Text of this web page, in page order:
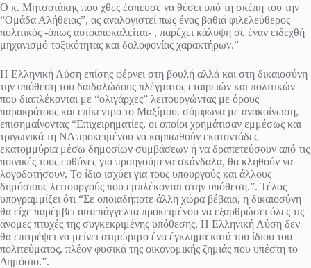
Ο κ. Μητσοτάκης που χθες έσπευσε να θέσει υπό τη σκέπη του την
“Ομάδα Αλήθειας”, ας αναλογιστεί πως ένας βαθιά φιλελεύθερος
πολιτικός -όπως αυτοαποκαλείται- , παρέχει κάλυψη σε έναν ειδεχθή
μηχανισμό τοξικότητας και δολοφονίας χαρακτήρων.”
Η Ελληνική Λύση επίσης φέρνει στη βουλή αλλά και στη δικαιοσύνη
την υπόθεση του δαιδαλώδους πλέγματος εταιρειών και πολιτικών
που διαπλέκονται με “ολιγάρχες” λειτουργώντας με όρους
παρακράτους και επίκεντρο το Μαξίμου. σύμφωνα με ανακοίνωση,
επισημαίνοντας “Επιχειρηματίες, οι οποίοι χρημάτισαν εμμέσως και
τριγωνικά τη ΝΔ προκειμένου να καρπωθούν εκατοντάδες
εκατομμύρια μέσω δημοσίων συμβάσεων ή να δραπετεύσουν από τις
ποινικές τους ευθύνες για προηγούμενα σκάνδαλα, θα κληθούν να
λογοδοτήσουν. Το ίδιο ισχύει για τους υπουργούς και άλλους
δημόσιους λειτουργούς που εμπλέκονται στην υπόθεση.”. Τέλος
υπογραμμίζει ότι “Σε οποιαδήποτε άλλη χώρα βέβαια, η δικαιοσύνη
θα είχε παρέμβει αυτεπάγγελτα προκειμένου να εξαρθρώσει όλες τις
άνομες πτυχές της συγκεκριμένης υπόθεσης. Η Ελληνική Λύση δεν
θα επιτρέψει να μείνει ατιμώρητο ένα έγκλημα κατά του ίδιου του
πολιτεύματος, πλέον φυσικά της οικονομικής ζημιάς που υπέστη το
Δημόσιο.”.